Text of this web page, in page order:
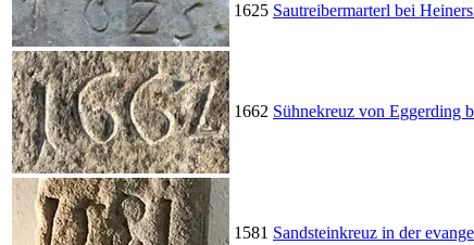
1625 Sautreibermarterl bei
1662 Sühnekreuz von Eggerding
1581 Sandsteinkreuz in der